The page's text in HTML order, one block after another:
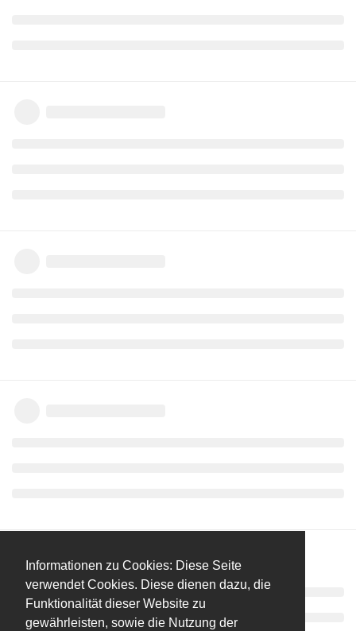
Informationen zu Cookies: Diese Seite
verwendet Cookies. Diese dienen dazu, die
Funktionalität dieser Website zu
gewährleisten, sowie die Nutzung der